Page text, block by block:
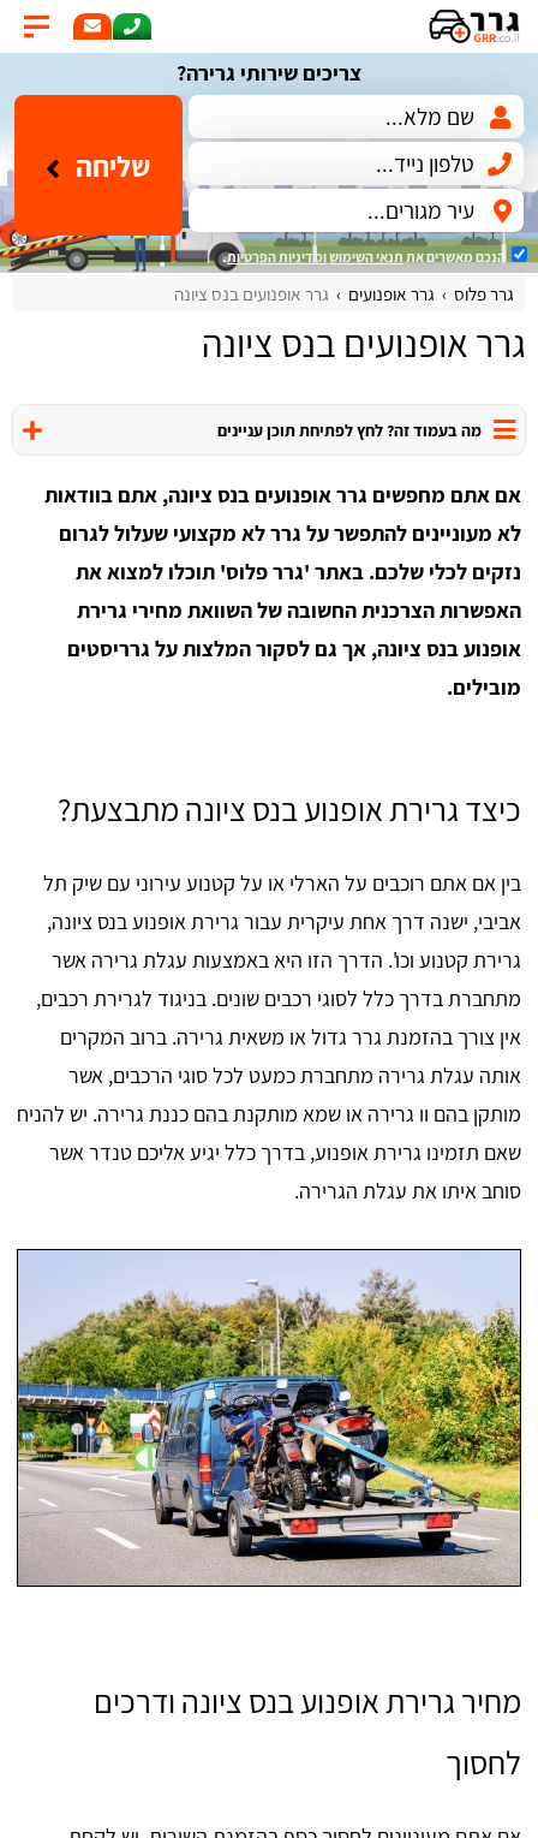
צריכים שירותי גרירה?
שליחה
הנכם מאשרים את תנאי השימושומדיניות הפרטיות.
גרר פלוס גרר אופנועים גרר אופנועים בנס ציונה
גרר אופנועים בנס ציונה
מה בעמוד זה? לחץ לפתיחת תוכן עניינים
אם אתם מחפשים גרר אופנועים בנס ציונה, אתם בוודאות
לא מעוניינים להתפשר על גרר לא מקצועי שעלול לגרום
נזקים לכלי שלכם. באתר 'גרר פלוס' תוכלו למצוא את
האפשרות הצרכנית החשובה של השוואת מחירי גרירת
אופנוע בנס ציונה, אך גם לסקור המלצות על גרריסטים
מובילים.
כיצד גרירת אופנוע בנס ציונה מתבצעת?
בין אם אתם רוכבים על הארלי או על קטנוע עירוני עם שיק תל
אביבי, ישנה דרך אחת עיקרית עבור גרירת אופנוע בנס ציונה,
גרירת קטנוע וכו'. הדרך הזו היא באמצעות עגלת גרירה אשר
מתחברת בדרך כלל לסוגי רכבים שונים. בניגוד לגרירת רכבים,
אין צורך בהזמנת גרר גדול או משאית גרירה. ברוב המקרים
אותה עגלת גרירה מתחברת כמעט לכל סוגי הרכבים, אשר
מותקן בהם וו גרירה או שמא מותקנת בהם כננת גרירה. יש להניח
שאם תזמינו גרירת אופנוע, בדרך כלל יגיע אליכם טנדר אשר
סוחב איתו את עגלת הגרירה.
מחיר גרירת אופנוע בנס ציונה ודרכים
לחסוך